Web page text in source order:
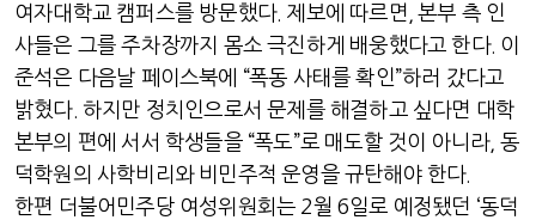
여자대학교 캠퍼스를 방문했다. 제보에 따르면 ,본부 측 인
사들은 그를 주차장까지 몸소 극진하게 배웅했다고 한다. 이
준석은 다음날 페이스북에 “폭동 사태를 확인”하러 갔다고
밝혔다. 하지만 정치인으로서 문제를 해결하고 싶다면 대학
본부의 편에 서서 학생들을 “폭도”로 매도할 것이 아니라, 동
덕학원의 사학비리와 비민주적 운영을 규탄해야 한다.
한편 더불어민주당 여성위원회는 2월6일로 예정됐던 ‘동덕